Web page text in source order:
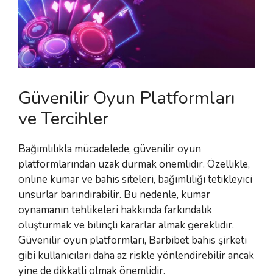
Güvenilir Oyun Platformları
ve Tercihler
Bağımlılıkla mücadelede, güvenilir oyun
platformlarından uzak durmak önemlidir. Özellikle,
online kumar ve bahis siteleri, bağımlılığı tetikleyici
unsurlar barındırabilir. Bu nedenle, kumar
oynamanın tehlikeleri hakkında farkındalık
oluşturmak ve bilinçli kararlar almak gereklidir.
Güvenilir oyun platformları, Barbibet bahis şirketi
gibi kullanıcıları daha az riskle yönlendirebilir ancak
yine de dikkatli olmak önemlidir.